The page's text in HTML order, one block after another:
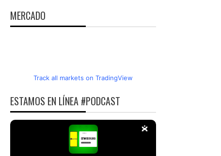
MERCADO
Track all markets on TradingView
ESTAMOS EN LÍNEA #PODCAST